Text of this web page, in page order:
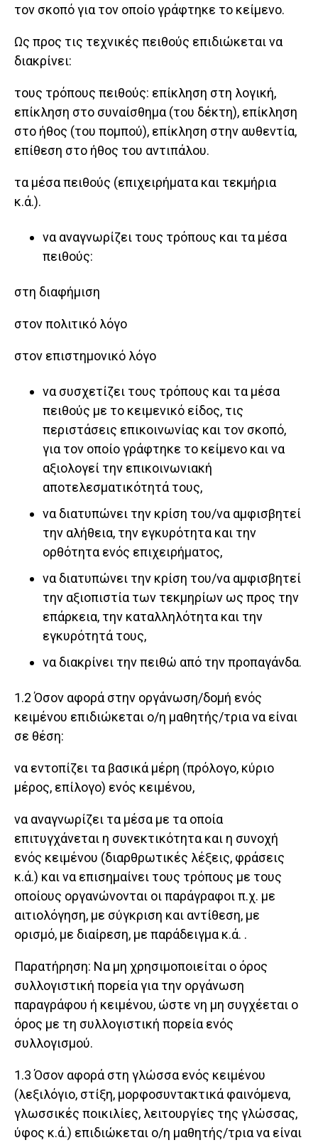
τον σκοπό για τον οποίο γράφτηκε το κείμενο.
Ως προς τις τεχνικές πειθούς επιδιώκεται να
διακρίνει:
τους τρόπους πειθούς: επίκληση στη λογική,
επίκληση στο συναίσθημα (του δέκτη), επίκληση
στο ήθος (του πομπού), επίκληση στην αυθεντία,
επίθεση στο ήθος του αντιπάλου.
τα μέσα πειθούς (επιχειρήματα και τεκμήρια
κ.ά.).
να αναγνωρίζει τους τρόπους και τα μέσα
πειθούς:
στη διαφήμιση
στον πολιτικό λόγο
στον επιστημονικό λόγο
να συσχετίζει τους τρόπους και τα μέσα
πειθούς με το κειμενικό είδος, τις
περιστάσεις επικοινωνίας και τον σκοπό,
για τον οποίο γράφτηκε το κείμενο και να
αξιολογεί την επικοινωνιακή
αποτελεσματικότητά τους,
να διατυπώνει την κρίση του/να αμφισβητεί
την αλήθεια, την εγκυρότητα και την
ορθότητα ενός επιχειρήματος,
να διατυπώνει την κρίση του/να αμφισβητεί
την αξιοπιστία των τεκμηρίων ως προς την
επάρκεια, την καταλληλότητα και την
εγκυρότητά τους,
να διακρίνει την πειθώ από την προπαγάνδα.
1.2 Όσον αφορά στην οργάνωση/δομή ενός
κειμένου επιδιώκεται ο/η μαθητής/τρια να είναι
σε θέση:
να εντοπίζει τα βασικά μέρη (πρόλογο, κύριο
μέρος, επίλογο) ενός κειμένου,
να αναγνωρίζει τα μέσα με τα οποία
επιτυγχάνεται η συνεκτικότητα και η συνοχή
ενός κειμένου (διαρθρωτικές λέξεις, φράσεις
κ.ά.) και να επισημαίνει τους τρόπους με τους
οποίους οργανώνονται οι παράγραφοι π.χ. με
αιτιολόγηση, με σύγκριση και αντίθεση, με
ορισμό, με διαίρεση, με παράδειγμα κ.ά. .
Παρατήρηση: Να μη χρησιμοποιείται ο όρος
συλλογιστική πορεία για την οργάνωση
παραγράφου ή κειμένου, ώστε νη μη συγχέεται ο
όρος με τη συλλογιστική πορεία ενός
συλλογισμού.
1.3 Όσον αφορά στη γλώσσα ενός κειμένου
(λεξιλόγιο, στίξη, μορφοσυντακτικά φαινόμενα,
γλωσσικές ποικιλίες, λειτουργίες της γλώσσας,
ύφος κ.ά.) επιδιώκεται ο/η μαθητής/τρια να είναι